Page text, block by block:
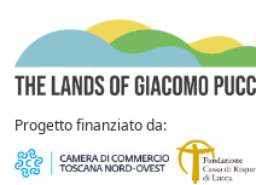
Skip to content
Progetto finanziato da: